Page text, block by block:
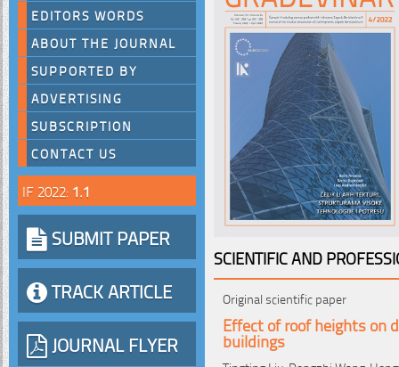
EDITORS WORDS
ABOUT THE JOURNAL
SUPPORTED BY
ADVERTISING
SUBSCRIPTION
CONTACT US
IF 2022: 1.1
SUBMIT PAPER
TRACK ARTICLE
JOURNAL FLYER
SCIENTIFIC AND
Original scientific paper
Effect of roof heights on
buildings